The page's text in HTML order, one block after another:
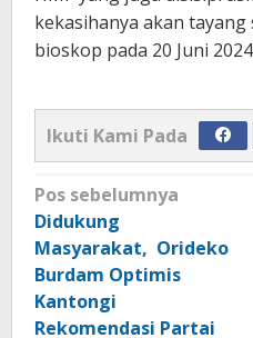
kekasihanya akan
bioskop pada 20 Juni
Ikuti Kami Pada
Navigasi
pos
Pos sebelumnya
Didukung
Masyarakat, Orideko
Burdam Optimis
Kantongi
Rekomendasi Partai